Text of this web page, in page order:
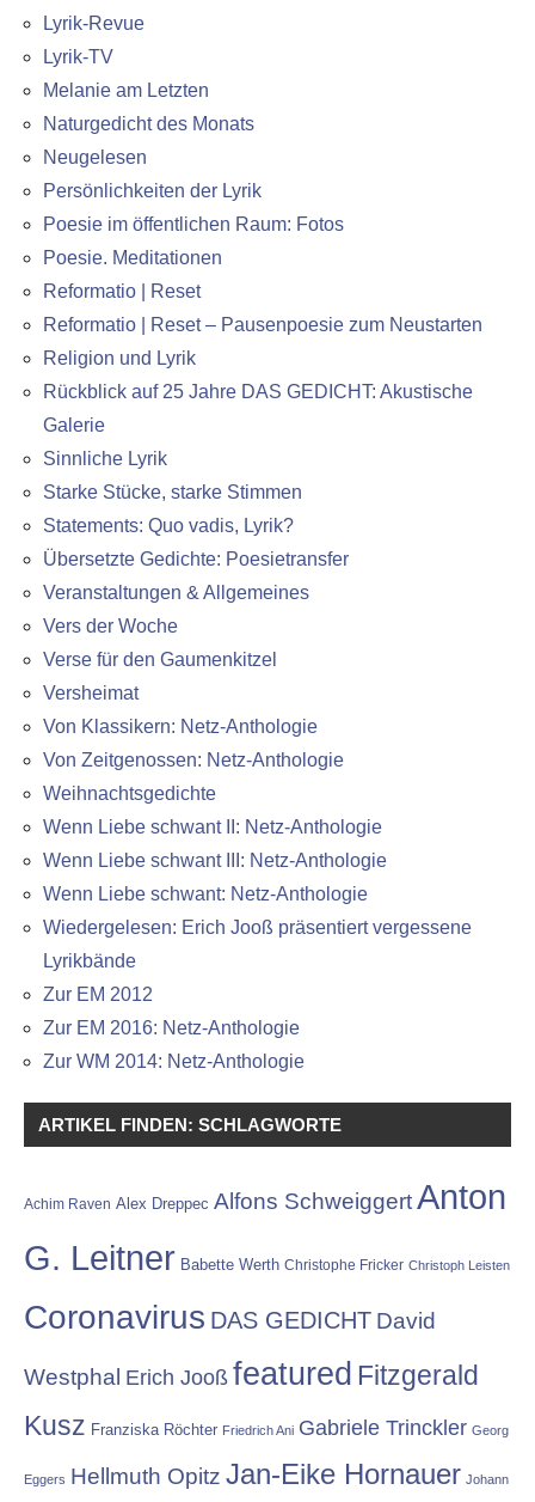
Lyrik-Revue
Lyrik-TV
Melanie am Letzten
Naturgedicht des Monats
Neugelesen
Persönlichkeiten der Lyrik
Poesie im öffentlichen Raum: Fotos
Poesie. Meditationen
Reformatio | Reset
Reformatio | Reset – Pausenpoesie zum Neustarten
Religion und Lyrik
Rückblick auf 25 Jahre DAS GEDICHT: Akustische
Galerie
Sinnliche Lyrik
Starke Stücke, starke Stimmen
Statements: Quo vadis, Lyrik?
Übersetzte Gedichte: Poesietransfer
Veranstaltungen & Allgemeines
Vers der Woche
Verse für den Gaumenkitzel
Versheimat
Von Klassikern: Netz-Anthologie
Von Zeitgenossen: Netz-Anthologie
Weihnachtsgedichte
Wenn Liebe schwant II: Netz-Anthologie
Wenn Liebe schwant III: Netz-Anthologie
Wenn Liebe schwant: Netz-Anthologie
Wiedergelesen: Erich Jooß präsentiert vergessene
Lyrikbände
Zur EM 2012
Zur EM 2016: Netz-Anthologie
Zur WM 2014: Netz-Anthologie
ARTIKEL FINDEN: SCHLAGWORTE
Achim Raven Alex Dreppec Alfons SchweiggertAnton
G. Leitner Babette Werth Christophe Fricker Christoph Leisten
Coronavirus DAS GEDICHT David
Westphal Erich Jooß featured Fitzgerald
Kusz Franziska Röchter Friedrich Ani Gabriele Trinckler Georg
Eggers Hellmuth Opitz Jan-Eike Hornauer Johann